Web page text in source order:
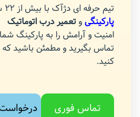
تیم حرفه ای دژآک با بیش از 22 سال تجربه در
پارکینگیوتعمیر درب اتوماتیک
امنیت و آرامش را به پارکینگ
تماس بگیرید و مطمئن باشید
کنید.
تماس فوری درخواست